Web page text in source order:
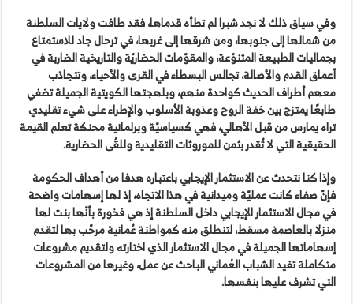
وفي سياق ذلك لا نجد شبرا لم تطأه قدماها، فقد طافت ولايات السلطنة
من شمالها إلى جنوبها، ومن شرقها إلى غربها، في ترحال جاد للاستمتاع
بجماليات الطبيعة المتنوّعة، والمقوّمات الحضاريّة والتاريخية الضاربة في
أعماق القدم والأصالة، تجالس البسطاء في القرى والأحياء، وتتجاذب
معهم أطراف الحديث كواحدة منهم، وبلهجتها الكويتية الجميلة تضفي
طابعًا يمتزج بين خفة الروح وعذوبة الأسلوب والإطراء على شيء تقليدي
تراه يمارس من قبل الأهالي، فهي كسياسيّة وبرلمانية محنكة تعلم القيمة
الحقيقية التي لا تُقدر بثمن للموروثات التقليدية وللقُى الحضارية.
وإذا كنا نتحدث عن الاستثمار الإيجابي باعتباره هدفا من أهداف الحكومة
فإنّ صفاء كانت عمليّة وميدانية في هذا الاتجاه، إذ لها إسهامات واضحة
في مجال الاستثمار الإيجابي داخل السلطنة إذ هي فخورة بأنّها بنت لها
منزلا بالعاصمة مسقط، لتنطلق منه كمواطنة عُمانية مرحّب بها لتقدم
إسهاماتها الجميلة في مجال الاستثمار الذي اختارته ولتقديم مشروعات
متكاملة تفيد الشباب العُماني الباحث عن عمل، وغيرها من المشروعات
التي تشرف عليها بنفسها.